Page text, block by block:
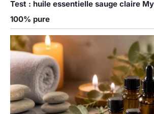
de
adapté
parfums,
lotions,
de
Test : huile essentielle sauge claire
100% pure